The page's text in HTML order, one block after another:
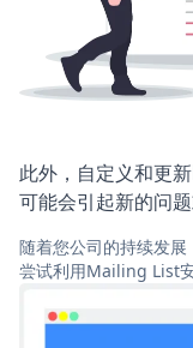
此外，自定义和更
可能会引起新的问题
随着您公司的持续发
尝试利用Mailing List安